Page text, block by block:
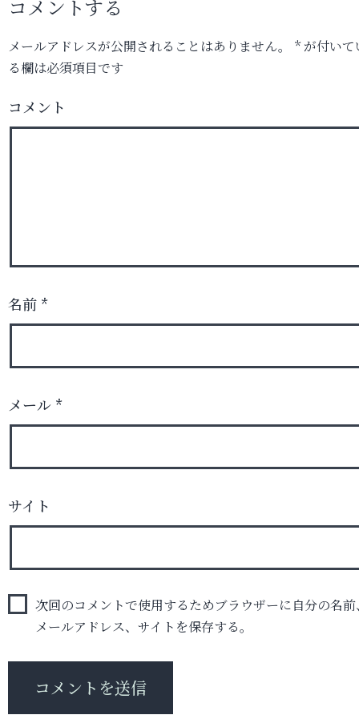
コメントする
メールアドレスが公開されることはありません。 *が付いて
る欄は必須項目です
コメント
名前 *
メール *
サイト
次回のコメントで使用するためブラウザーに自分の名前
メールアドレス、サイトを保存する。